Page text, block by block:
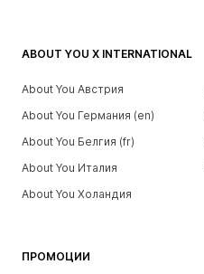
ПРОМОЦИИ
ABOUT YOU X INTERNATIONAL
About You Австрия
About You Германия (en)
About You Белгия (fr)
About You Италия
About You Холандия